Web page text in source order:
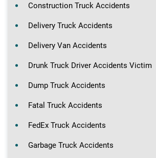
Construction Truck Accidents
Delivery Truck Accidents
Delivery Van Accidents
Drunk Truck Driver Accidents Victim
Dump Truck Accidents
Fatal Truck Accidents
FedEx Truck Accidents
Garbage Truck Accidents